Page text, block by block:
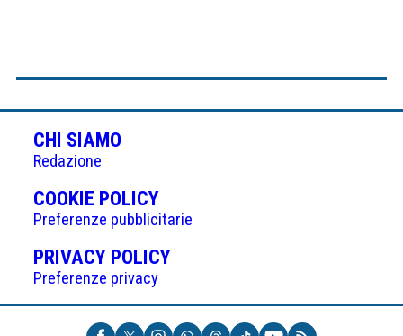
CHI SIAMO
Redazione
COOKIE POLICY(APRE
IN
UNA
NUOVA
Preferenze pubblicitarie
PRIVACY POLICY(APRE
UNA
NUOVA
Preferenze privacy